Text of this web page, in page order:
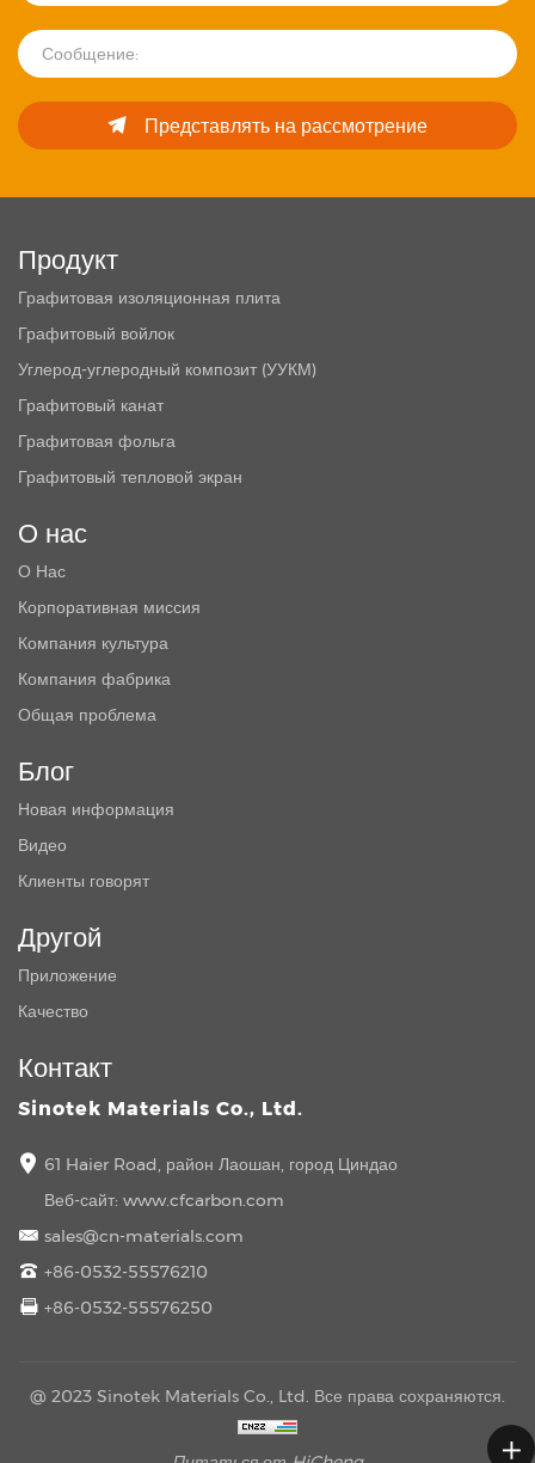
Представлять на рассмотрение
Продукт
Графитовая изоляционная плита
Графитовый войлок
Углерод-углеродный композит (УУКМ)
Графитовый канат
Графитовая фольга
Графитовый тепловой экран
О нас
О Нас
Корпоративная миссия
Компания культура
Компания фабрика
Общая проблема
Блог
Новая информация
Видео
Клиенты говорят
Другой
Приложение
Качество
Контакт
Sinotek Materials Co., Ltd.
61 Haier Road, район Лаошан, город Циндао
Веб-сайт: www.cfcarbon.com
sales@cn-materials.com
+86-0532-55576210
+86-0532-55576250
@ 2023 Sinotek Materials Co., Ltd. Все права сохраняются.